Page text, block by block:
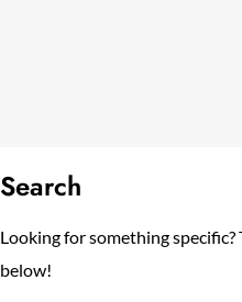
Search
Looking for something specific?
below!